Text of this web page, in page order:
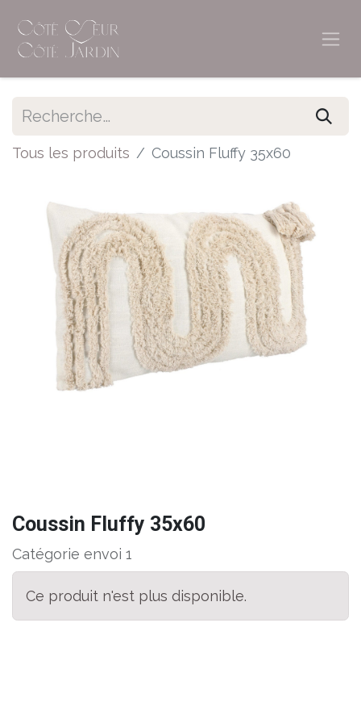
Tous les produits Coussin Fluffy 35x60
Coussin Fluffy 35x60
Catégorie envoi 1
Ce produit n'est plus disponible.